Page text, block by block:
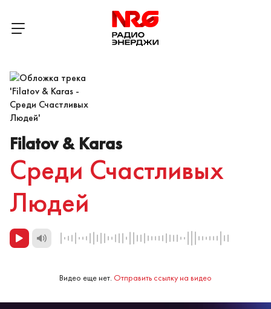
Filatov & Karas
Среди Счастливых
Людей
Видео еще нет. Отправить ссылку на видео